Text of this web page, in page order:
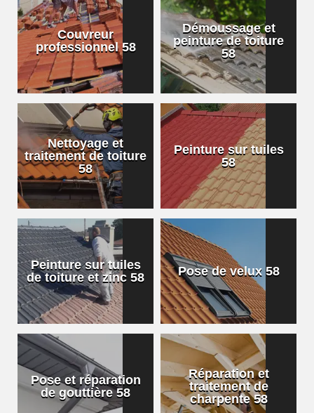
Couvreur
professionnel 58
Démoussage et
peinture de toiture
58
Nettoyage et
traitement de toiture
58
Peinture sur tuiles
58
Peinture sur tuiles
de toiture et zinc 58
Pose de velux 58
Pose et réparation
de gouttière 58
Réparation et
traitement de
charpente 58